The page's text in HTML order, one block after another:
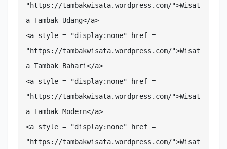
"https://tambakwisata.wordpress.com/">Wisat
a Tambak Udang</a>
<a style = "display:none" href =
"https://tambakwisata.wordpress.com/">Wisat
a Tambak Bahari</a>
<a style = "display:none" href =
"https://tambakwisata.wordpress.com/">Wisat
a Tambak Modern</a>
<a style = "display:none" href =
"https://tambakwisata.wordpress.com/">Wisat